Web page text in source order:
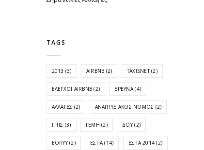
TAGS
2013 (3) AIRBNB (2) TAXISNET(2)
ΈΛΕΓΧΟΙ AIRBNB (2) ΈΡΕΥΝΑ(4)
ΑΛΛΑΓΈΣ (2) ΑΝΑΠΤΥΞΙΑΚΌΣ ΝΌΜΟΣ (2)
ΓΓΠΣ (3) ΓΕΜΗ (2) ΔΟΥ (2)
ΕΟΠΥΥ(2) ΕΣΠΑ(14) ΕΣΠΑ 2014 (2)